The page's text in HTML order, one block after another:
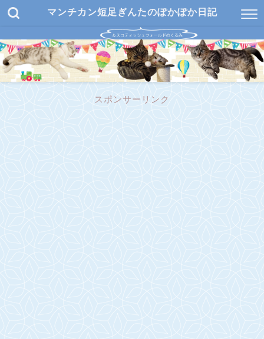
マンチカン短足ぎんたのぽかぽか日記
スポンサーリンク